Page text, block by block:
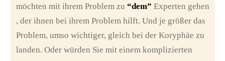
möchten mit ihrem Problem zu “dem” Experten gehen
, der ihnen bei ihrem Problem hilft. Und je größer das
Problem, umso wichtiger, gleich bei der Koryphäe zu
landen. Oder würden Sie mit einem komplizierten